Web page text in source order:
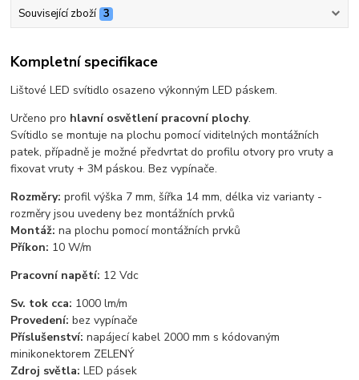
Související zboží 3
Kompletní specifikace
Lištové LED svítidlo osazeno výkonným LED páskem.
Určeno pro hlavní osvětlení pracovní plochy.
Svítidlo se montuje na plochu pomocí viditelných montážních
patek, případně je možné předvrtat do profilu otvory pro vruty a
fixovat vruty + 3M páskou. Bez vypínače.
Rozměry: profil výška 7 mm, šířka 14 mm, délka viz varianty -
rozměry jsou uvedeny bez montážních prvků
Montáž:na plochu pomocí montážních prvků
Příkon: 10 W/m
Pracovní napětí: 12 Vdc
Sv. tok cca: 1000 lm/m
Provedení:bez vypínače
Příslušenství:napájecí kabel 2000 mm s kódovaným
minikonektorem ZELENÝ
Zdroj světla:LED pásek